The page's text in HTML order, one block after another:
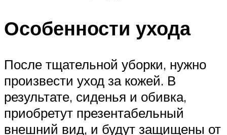
Особенности ухода
После тщательной уборки, нужно
произвести уход за кожей. В
результате, сиденья и обивка,
приобретут презентабельный
внешний вид, и будут защищены от